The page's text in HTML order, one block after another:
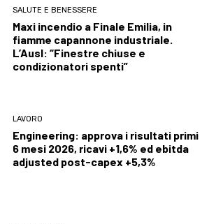
SALUTE E BENESSERE
Maxi incendio a Finale Emilia, in
fiamme capannone industriale.
L’Ausl: “Finestre chiuse e
condizionatori spenti”
LAVORO
Engineering: approva i risultati primi
6 mesi 2026, ricavi +1,6% ed ebitda
adjusted post-capex +5,3%